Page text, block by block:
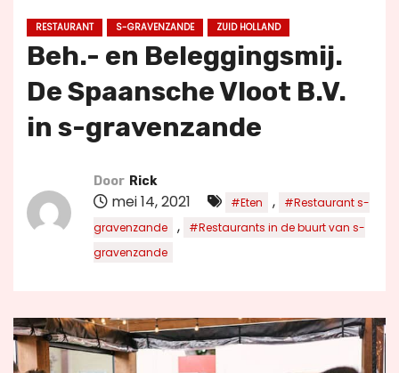
RESTAURANT S-GRAVENZANDE ZUID HOLLAND
Beh.- en Beleggingsmij.
De Spaansche Vloot B.V.
in s-gravenzande
Door Rick
mei 14, 2021 #Eten ,
#Restaurant s-
gravenzande
,
#Restaurants in de buurt van s-
gravenzande